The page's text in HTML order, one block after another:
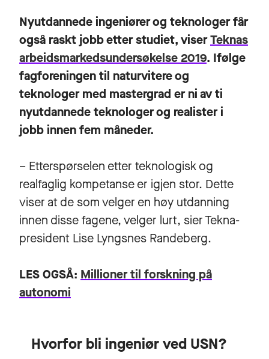
Nyutdannede ingeniører og teknologer får
også raskt jobb etter studiet, viserTeknas
arbeidsmarkedsundersøkelse 2019. Ifølge
fagforeningen til naturvitere og
teknologer med mastergrad er ni av ti
nyutdannede teknologer og realister i
jobb innen fem måneder.
– Etterspørselen etter teknologisk og
realfaglig kompetanse er igjen stor. Dette
viser at de som velger en høy utdanning
innen disse fagene, velger lurt, sier Tekna-
president Lise Lyngsnes Randeberg.
LES OGSÅ: Millioner til forskning på
autonomi
Hvorfor bli ingeniør ved USN?